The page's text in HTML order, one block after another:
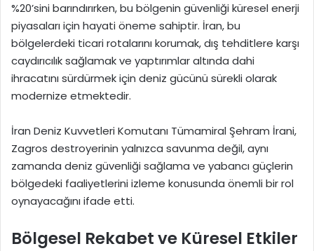
%20’sini barındırırken, bu bölgenin güvenliği küresel enerji
piyasaları için hayati öneme sahiptir. İran, bu
bölgelerdeki ticari rotalarını korumak, dış tehditlere karşı
caydırıcılık sağlamak ve yaptırımlar altında dahi
ihracatını sürdürmek için deniz gücünü sürekli olarak
modernize etmektedir.
İran Deniz Kuvvetleri Komutanı Tümamiral Şehram İrani,
Zagros destroyerinin yalnızca savunma değil, aynı
zamanda deniz güvenliği sağlama ve yabancı güçlerin
bölgedeki faaliyetlerini izleme konusunda önemli bir rol
oynayacağını ifade etti.
Bölgesel Rekabet ve Küresel Etkiler